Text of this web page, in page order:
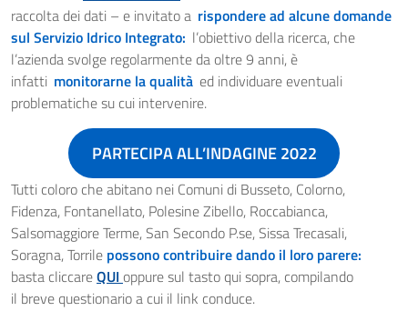
raccolta dei dati – e invitato a rispondere ad alcune domande
sul Servizio Idrico Integrato: l’obiettivo della ricerca, che
l’azienda svolge regolarmente da oltre 9 anni, è
infatti monitorarne la qualità ed individuare eventuali
problematiche su cui intervenire.
PARTECIPA ALL’INDAGINE 2022
Tutti coloro che abitano nei Comuni di Busseto, Colorno,
Fidenza, Fontanellato, Polesine Zibello, Roccabianca,
Salsomaggiore Terme, San Secondo P.se, Sissa Trecasali,
Soragna, Torrile possono contribuire dando il loro parere:
basta cliccareQUI oppure sul tasto qui sopra, compilando
il breve questionario a cui il link conduce.